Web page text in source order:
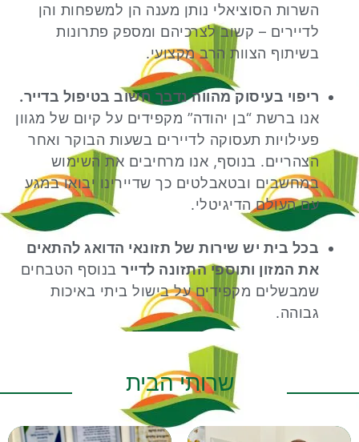
השרות הסוציאלי נותן מענה הן למשפחות והן
לדיירים – קשוב לצרכיהם ומספק פתרונות
בשיתוף הצוות הרב מקצועי.
ריפוי בעיסוק מהווה נדבך חשוב בטיפול בדייר.
אנו ברשת “בן יהודה” מקפידים על קיום של מגוון
פעילויות תעסוקה לדיירים בשעות הבוקר ואחר
הצהריים. בנוסף, אנו מרחיבים את השימוש
במחשבים ובטאבלטים כך שדיירינו יבואו במגע
עם העולם הדיגיטלי.
בכל בית יש שירות של תזונאי הדואג להתאים
את המזון ותוספי התזונה לדייר בנוסף הטבחים
שמבשלים מקפידים על בישול ביתי באיכות
גבוהה.
שרותי הבית